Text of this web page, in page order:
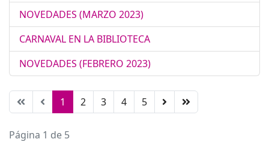
NOVEDADES (MARZO 2023)
CARNAVAL EN LA BIBLIOTECA
NOVEDADES (FEBRERO 2023)
1 2 3 4 5
Página 1 de 5